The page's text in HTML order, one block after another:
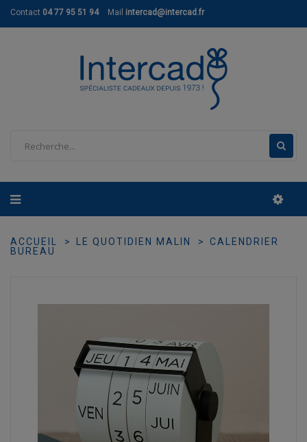
Contact 04 77 95 51 94 Mail intercad@intercad.fr
ACCUEIL LE QUOTIDIEN MALIN
CALENDRIER
BUREAU